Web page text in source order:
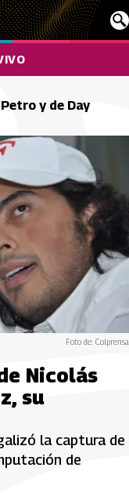
y de Day
Foto de: Colprensa
Nicolás
su
la captura de
de